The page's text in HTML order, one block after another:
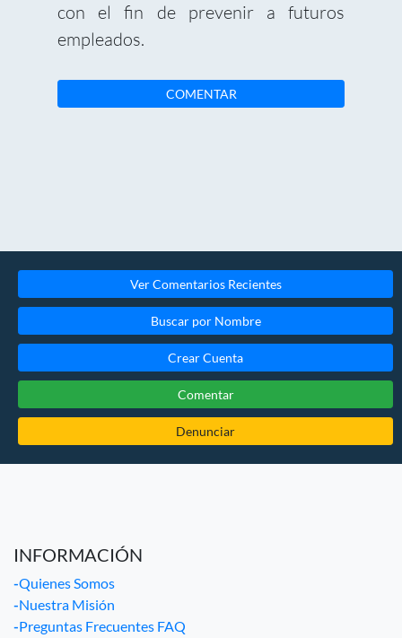
con el fin de prevenir a futuros
empleados.
COMENTAR
Ver Comentarios Recientes
Buscar por Nombre
Crear Cuenta
Comentar
Denunciar
INFORMACIÓN
-Quienes Somos
-Nuestra Misión
-Preguntas Frecuentes FAQ